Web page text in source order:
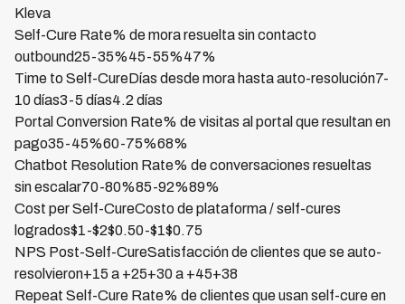
Kleva
Self-Cure Rate% de mora resuelta sin contacto
outbound25-35%45-55%47%
Time to Self-CureDías desde mora hasta auto-resolución7-
10 días3-5 días4.2 días
Portal Conversion Rate% de visitas al portal que resultan en
pago35-45%60-75%68%
Chatbot Resolution Rate% de conversaciones resueltas
sin escalar70-80%85-92%89%
Cost per Self-CureCosto de plataforma / self-cures
logrados$1-$2$0.50-$1$0.75
NPS Post-Self-CureSatisfacción de clientes que se auto-
resolvieron+15 a +25+30 a +45+38
Repeat Self-Cure Rate% de clientes que usan self-cure en